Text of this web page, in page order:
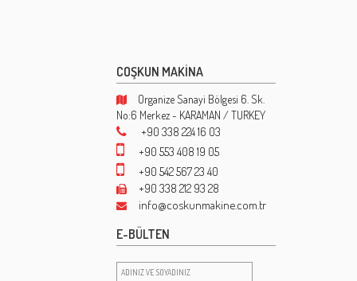
COŞKUN MAKİNA
Organize Sanayi Bölgesi 6. Sk.
No:6 Merkez - KARAMAN / TURKEY
+90 338 224 16 03
+90 553 408 19 05
+90 542 567 23 40
+90 338 212 93 28
info@coskunmakine.com.tr
E-BÜLTEN